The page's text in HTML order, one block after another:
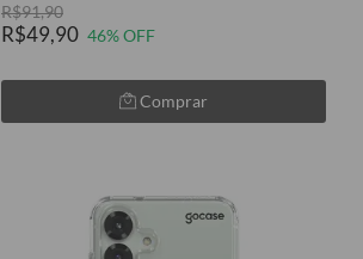
R$91,90
R$49,90 46% OFF
Comprar